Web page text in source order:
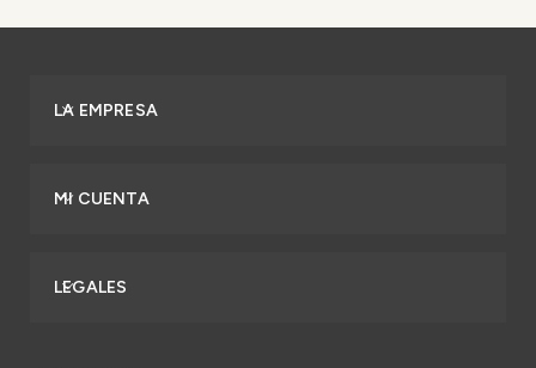
LA EMPRESA
MI CUENTA
LEGALES